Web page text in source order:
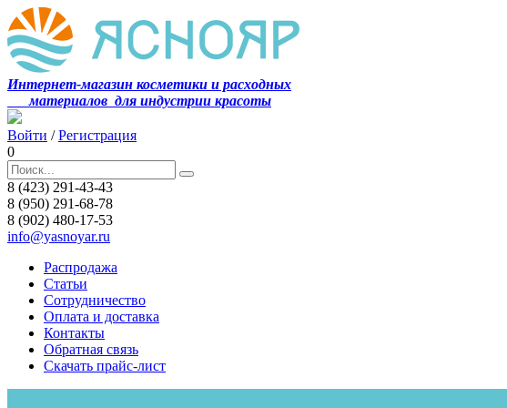
Интернет-магазин косметики и расходных
материалов для индустрии красоты
Войти /Регистрация
0
8 (423) 291-43-43
8 (950) 291-68-78
8 (902) 480-17-53
info@yasnoyar.ru
Распродажа
Статьи
Сотрудничество
Оплата и доставка
Контакты
Обратная связь
Скачать прайс-лист